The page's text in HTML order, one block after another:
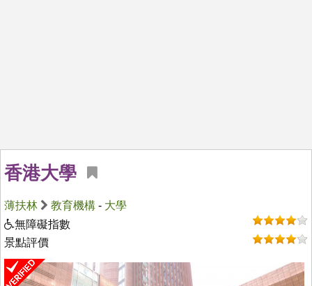
香港大學
薄扶林 教育機構 - 大學
無障礙指數
景點評價